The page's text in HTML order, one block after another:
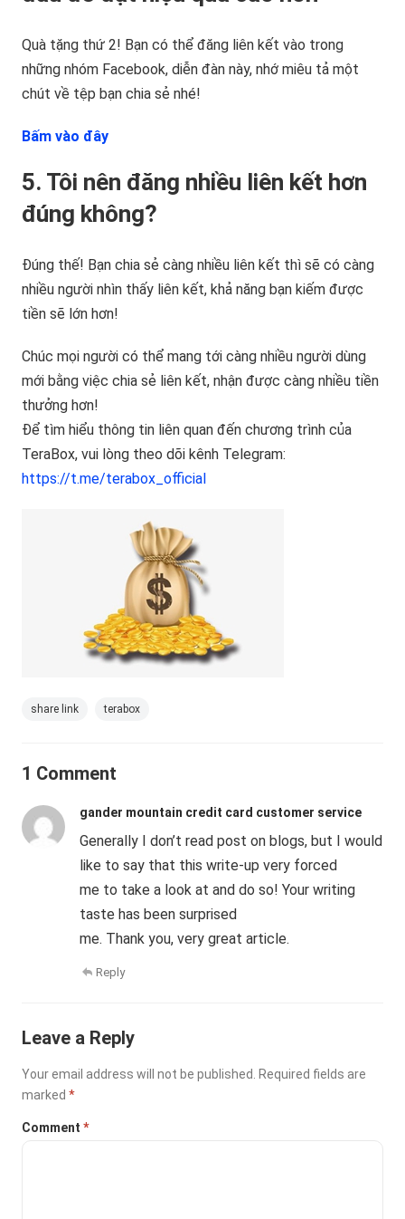
Quà tặng thứ 2! Bạn có thể đăng liên kết vào trong
những nhóm Facebook, diễn đàn này, nhớ miêu tả một
chút về tệp bạn chia sẻ nhé!
Bấm vào đây
5. Tôi nên đăng nhiều liên kết hơn
đúng không?
Đúng thế! Bạn chia sẻ càng nhiều liên kết thì sẽ có càng
nhiều người nhìn thấy liên kết, khả năng bạn kiếm được
tiền sẽ lớn hơn!
Chúc mọi người có thể mang tới càng nhiều người dùng
mới bằng việc chia sẻ liên kết, nhận được càng nhiều tiền
thưởng hơn!
Để tìm hiểu thông tin liên quan đến chương trình của
TeraBox, vui lòng theo dõi kênh Telegram:
https://t.me/terabox_official
share link terabox
1 Comment
gander mountain credit card customer service
Generally I don’t read post on blogs, but I would
like to say that this write-up very forced
me to take a look at and do so! Your writing
taste has been surprised
me. Thank you, very great article.
Reply
Leave a Reply
Your email address will not be published.
Required fields are
marked*
Comment*